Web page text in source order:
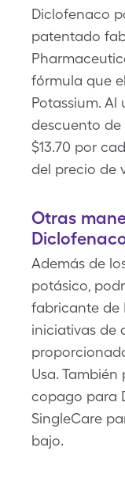
Diclofenaco
patentado
fórmula que
Potassium. Al
descuento
$13.70 por
del precio de
Otras
Además de
potásico,
fabricante de
iniciativas de
Usa.
copago para
SingleCare
bajo.